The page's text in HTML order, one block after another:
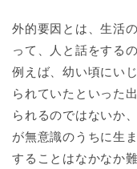
外的要因とは、生活
って、人と話をする
例えば、幼い頃にい
られていたといった
られるのではないか
が無意識のうちに生
することはなかなか